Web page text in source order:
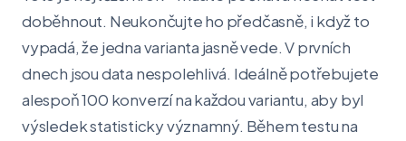
doběhnout. Neukončujte ho předčasně, i když to
vypadá, že jedna varianta jasně vede. V prvních
dnech jsou data nespolehlivá. Ideálně potřebujete
alespoň 100 konverzí na každou variantu, aby byl
výsledek statisticky významný. Během testu na